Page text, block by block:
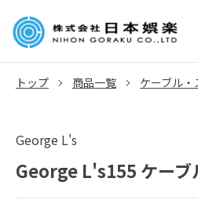
トップ 商品一覧 ケーブル・
George L's
George L's155 ケーブ